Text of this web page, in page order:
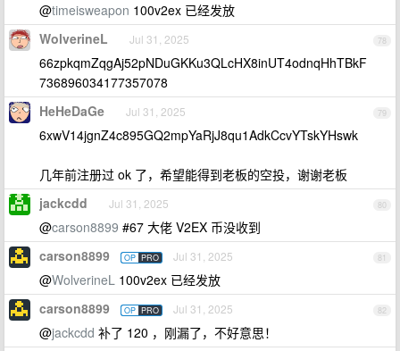
@timeisweapon 100v2ex 已经发放
78
WolverineL Jul 31, 2025
66zpkqmZqgAj52pNDuGKKu3QLcHX8inUT4odnqHhTBkF
736896034177357078
79
HeHeDaGe Jul 31, 2025
6xwV14jgnZ4c895GQ2mpYaRjJ8qu1AdkCcvYTskYHswk
几年前注册过 ok 了，希望能得到老板的空投，谢谢老板
80
jackcdd Jul 31, 2025
@carson8899 #67 大佬 V2EX 币没收到
81
carson8899 OP PRO Jul 31, 2025
@WolverineL 100v2ex 已经发放
82
carson8899 OP PRO Jul 31, 2025
@jackcdd 补了 120 ，刚漏了，不好意思！